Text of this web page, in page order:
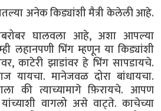
अनेक किड्यांशी मैत्री केलेली आहे.
घालवला आहे, अशा आपल्या
लहानपणी भिंग म्हणून या किड्यांशी
काटेरी झाडांवर हे भिंग सापडायचे.
यायचा. मानेजवळ दोरा बांधायचा.
की त्याच्यामागे फ़िरायचे. आपण
वागलो असे वाट्ते. काचेच्या